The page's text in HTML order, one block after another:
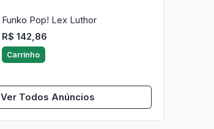
Funko Pop! Lex Luthor
R$ 142,86
Carrinho
Ver Todos Anúncios